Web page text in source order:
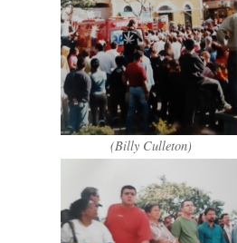
(Billy Culleton)